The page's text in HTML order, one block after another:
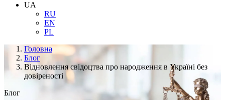
UA
RU
EN
PL
Головна
Блог
Відновлення свідоцтва про народження в Україні без
довіреності
Блог